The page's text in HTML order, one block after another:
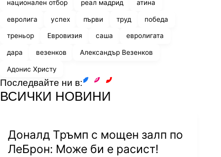
национален отбор реал мадрид атина
евролига успех първи труд победа
треньор Евровизия саша евролигата
дара везенков Александър Везенков
Адонис Христу
Последвайте ни в:
ВСИЧКИ НОВИНИ
Доналд Тръмп с мощен залп по
ЛеБрон: Може би е расист!